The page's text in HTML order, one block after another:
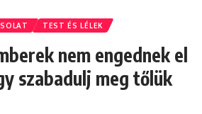
TEST ÉS LÉLEK
nem engednek el
szabadulj meg tőlük